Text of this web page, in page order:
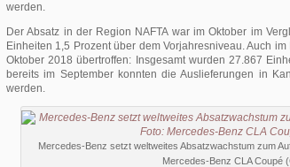
werden.
Der Absatz in der Region NAFTA war im Oktober im
Einheiten 1,5 Prozent über dem Vorjahresniveau. Auch
Oktober 2018 übertroffen: Insgesamt wurden 27.867
bereits im September konnten die Auslieferungen in
werden.
Mercedes-Benz setzt weltweites Absatzwachstum zum
Mercedes-Benz CLA Coupé